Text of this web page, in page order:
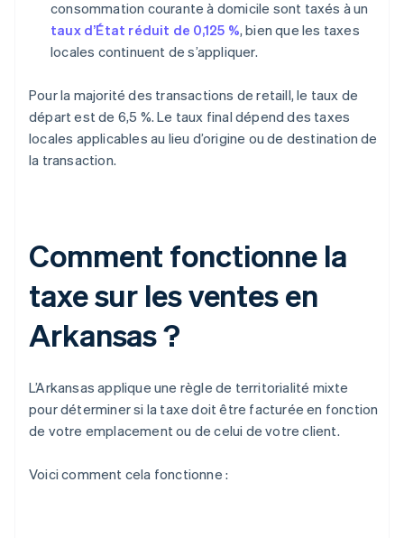
consommation courante à domicile sont taxés à un
taux d’État réduit de 0,125 %, bien que les taxes
locales continuent de s’appliquer.
Pour la majorité des transactions de retaill, le taux de
départ est de 6,5 %. Le taux final dépend des taxes
locales applicables au lieu d’origine ou de destination de
la transaction.
Comment fonctionne la
taxe sur les ventes en
Arkansas ?
L’Arkansas applique une règle de territorialité mixte
pour déterminer si la taxe doit être facturée en fonction
de votre emplacement ou de celui de votre client.
Voici comment cela fonctionne :